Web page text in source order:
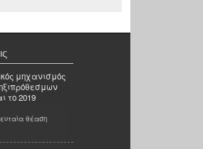
μηχανισμός
το 2019
θέαση